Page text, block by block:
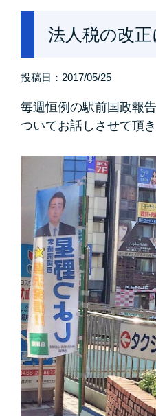
法人税の改
投稿日： 2017/05/25
毎週恒例の駅前国政報
ついてお話しさせて頂き